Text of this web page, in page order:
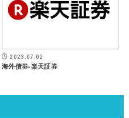
2023.07.02
海外債券-楽天証券